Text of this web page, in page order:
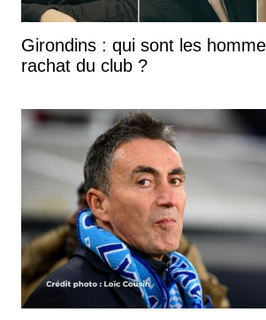
Girondins : qui sont les
rachat du club ?